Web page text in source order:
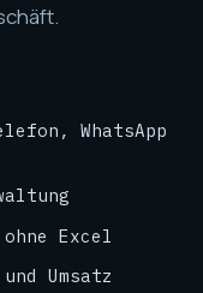
WhatsApp
Excel
Umsatz